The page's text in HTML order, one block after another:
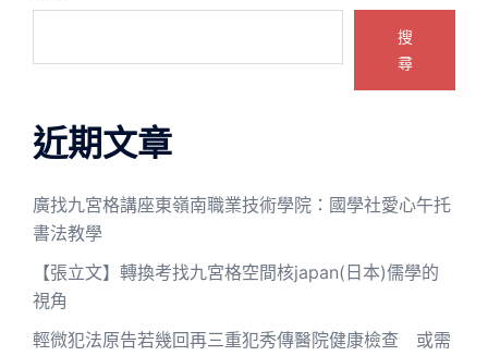
搜
尋
近期文章
廣找九宮格講座東嶺南職業技術學院：國學社愛心午托
書法教學
【張立文】轉換考找九宮格空間核japan(日本)儒學的
視角
輕微犯法原告若幾回再三重犯秀傳醫院健康檢查 或需